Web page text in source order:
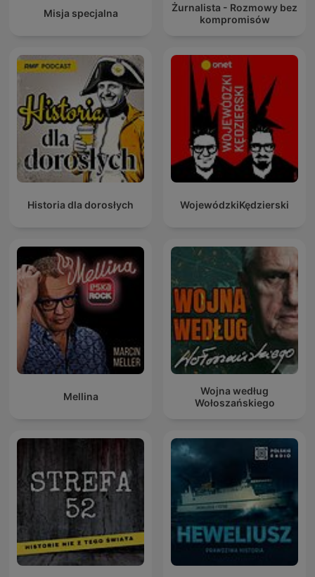
Misja specjalna
Żurnalista - Rozmowy bez
kompromisów
Historia dla dorosłych WojewódzkiKędzierski
Mellina
Wojna według
Wołoszańskiego